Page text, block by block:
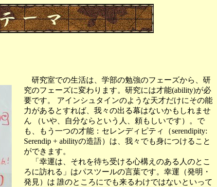
研究室での生活は、学部の勉強のフェーズから、研
究のフェーズに変わります。研究には才能(ability)が必
要です。 アインシュタインのような天才だけにその能
力があるとすれば、我々の出る幕はないかもしれませ
ん （いや、自分ならという人、頼もしいです）。で
も、もう一つの才能：セレンディピティ（serendipity:
Serendip + abilityの造語）は、我々でも身につけること
ができます。
「幸運は、それを待ち受ける心構えのある人のとこ
ろに訪れる」はパスツールの言葉です。幸運（発明・
発見）は 誰のところにでも来るわけではないといって